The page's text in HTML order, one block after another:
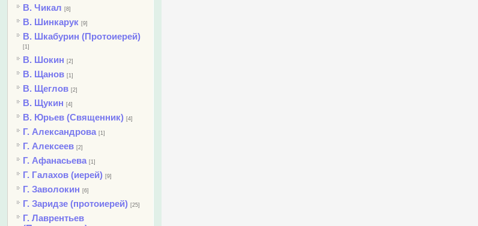
В. Чикал [8]
В. Шинкарук [9]
В. Шкабурин (Протоиерей)
[1]
В. Шокин [2]
В. Щанов [1]
В. Щеглов [2]
В. Щукин [4]
В. Юрьев (Священник) [4]
Г. Александрова [1]
Г. Алексеев [2]
Г. Афанасьева [1]
Г. Галахов (иерей) [9]
Г. Заволокин [6]
Г. Заридзе (протоиерей) [25]
Г. Лаврентьев